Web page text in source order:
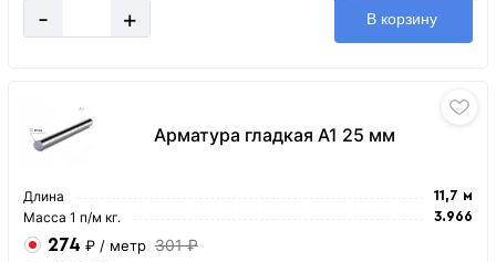
- + В корзину
Арматура гладкая А1 25 мм
Длина 11,7 м
Масса 1 п/м кг. 3.966
274 ₽ / метр 301 ₽